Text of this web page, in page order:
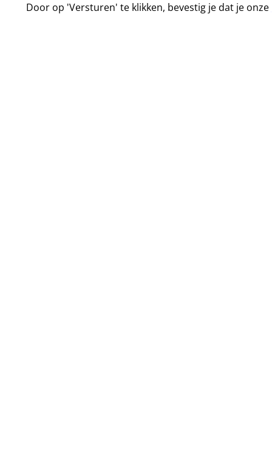
Door op 'Versturen' te klikken, bevestig je dat je onze